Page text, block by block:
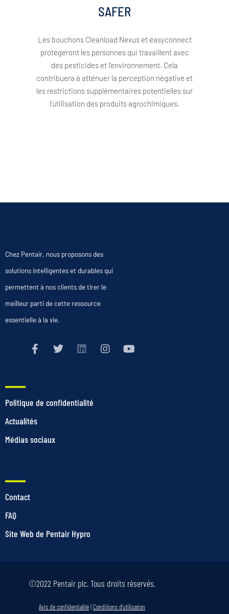
SAFER
Les bouchons Cleanload Nexus et easyconnect
protégeront les personnes qui travaillent avec
des pesticides et l'environnement. Cela
contribuera à atténuer la perception négative et
les restrictions supplémentaires potentielles sur
l'utilisation des produits agrochimiques.
Chez Pentair, nous proposons des
solutions intelligentes et durables qui
permettent à nos clients de tirer le
meilleur parti de cette ressource
essentielle à la vie.
Politique de confidentialité
Actualités
Médias sociaux
Contact
FAQ
Site Web de Pentair Hypro
©2022 Pentair plc. Tous droits réservés.
Avis de confidentialité|Conditions d'utilisation